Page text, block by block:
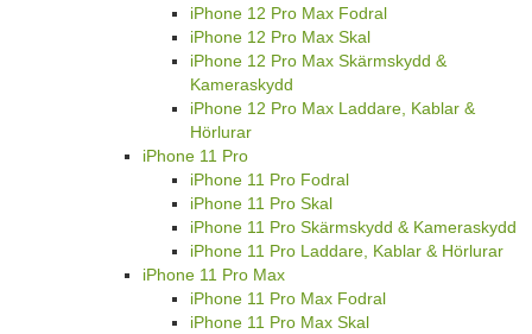
iPhone 12 Pro Max Fodral
iPhone 12 Pro Max Skal
iPhone 12 Pro Max Skärmskydd &
Kameraskydd
iPhone 12 Pro Max Laddare, Kablar &
Hörlurar
iPhone 11 Pro
iPhone 11 Pro Fodral
iPhone 11 Pro Skal
iPhone 11 Pro Skärmskydd & Kameraskydd
iPhone 11 Pro Laddare, Kablar & Hörlurar
iPhone 11 Pro Max
iPhone 11 Pro Max Fodral
iPhone 11 Pro Max Skal